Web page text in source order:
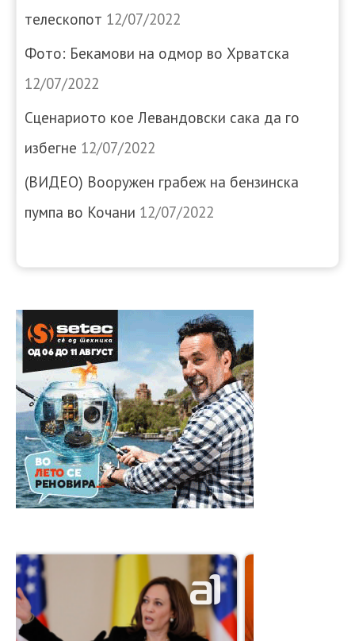
телескопот 12/07/2022
Фото: Бекамови на одмор во Хрватска
12/07/2022
Сценариото кое Левандовски сака да го
избегне 12/07/2022
(ВИДЕО) Вооружен грабеж на бензинска
пумпа во Кочани 12/07/2022